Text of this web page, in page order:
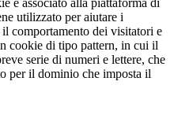
è associato alla piattaforma di
utilizzato per aiutare i
comportamento dei visitatori e
cookie di tipo pattern, in cui il
serie di numeri e lettere, che
per il dominio che imposta il